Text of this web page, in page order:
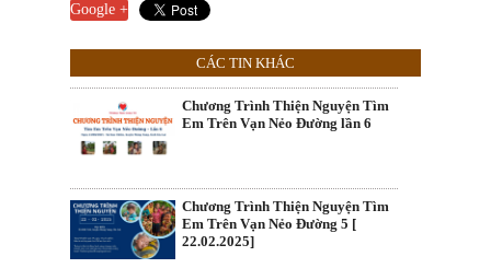
Google +
CÁC TIN KHÁC
Chương Trình Thiện Nguyện Tìm
Em Trên Vạn Nẻo Đường lần 6
Chương Trình Thiện Nguyện Tìm
Em Trên Vạn Nẻo Đường 5 [
22.02.2025]